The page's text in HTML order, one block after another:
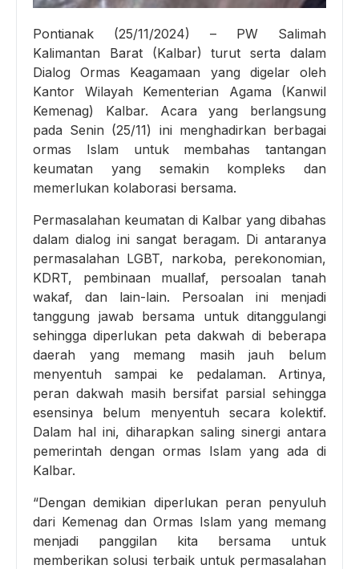
Pontianak (25/11/2024) – PW Salimah
Kalimantan Barat (Kalbar) turut serta dalam
Dialog Ormas Keagamaan yang digelar oleh
Kantor Wilayah Kementerian Agama (Kanwil
Kemenag) Kalbar. Acara yang berlangsung
pada Senin (25/11) ini menghadirkan berbagai
ormas Islam untuk membahas tantangan
keumatan yang semakin kompleks dan
memerlukan kolaborasi bersama.
Permasalahan keumatan di Kalbar yang dibahas
dalam dialog ini sangat beragam. Di antaranya
permasalahan LGBT, narkoba, perekonomian,
KDRT, pembinaan muallaf, persoalan tanah
wakaf, dan lain-lain. Persoalan ini menjadi
tanggung jawab bersama untuk ditanggulangi
sehingga diperlukan peta dakwah di beberapa
daerah yang memang masih jauh belum
menyentuh sampai ke pedalaman. Artinya,
peran dakwah masih bersifat parsial sehingga
esensinya belum menyentuh secara kolektif.
Dalam hal ini, diharapkan saling sinergi antara
pemerintah dengan ormas Islam yang ada di
Kalbar.
“Dengan demikian diperlukan peran penyuluh
dari Kemenag dan Ormas Islam yang memang
menjadi panggilan kita bersama untuk
memberikan solusi terbaik untuk permasalahan